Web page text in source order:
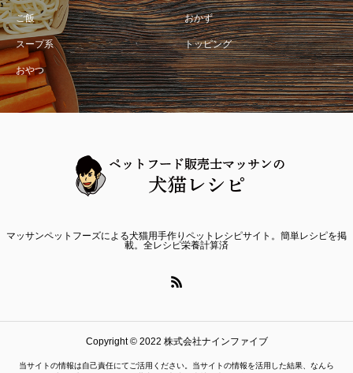
ご飯 おかず
スープ系 トッピング
おやつ
マッサンペットフーズによる犬猫用手作りペットレシピサイト。簡単レシピを掲
載。全レシピ栄養計算済
Copyright © 2022 株式会社ナインファイブ
当サイトの情報は自己責任にてご活用ください。当サイトの情報を活用した結果、なんら